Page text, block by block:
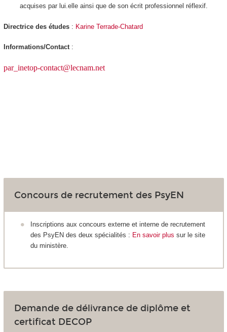
acquises par lui.elle ainsi que de son écrit professionnel réflexif.
Directrice des études: Karine Terrade-Chatard
Informations/Contact:
par_inetop-contact@lecnam.net
Concours de recrutement des PsyEN
Inscriptions aux concours externe et interne de recrutement
des PsyEN des deux spécialités : En savoir plus sur le site
du ministère.
Demande de délivrance de diplôme et
certificat DECOP